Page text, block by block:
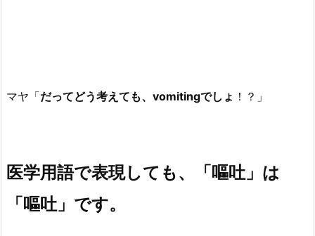
マヤ「だってどう考えても、vomitingでしょ ！？」
医学用語で表現しても、「嘔吐」は
「嘔吐」です。